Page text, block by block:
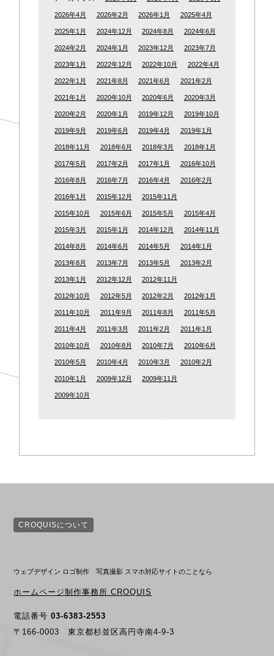
2026年4月 2026年2月 2026年1月 2025年4月
2025年1月 2024年12月 2024年8月 2024年6月
2024年2月 2024年1月 2023年12月 2023年7月
2023年1月 2022年12月 2022年10月 2022年4月
2022年1月 2021年8月 2021年6月 2021年2月
2021年1月 2020年10月 2020年6月 2020年3月
2020年2月 2020年1月 2019年12月 2019年10月
2019年9月 2019年6月 2019年4月 2019年1月
2018年11月 2018年6月 2018年3月 2018年1月
2017年5月 2017年2月 2017年1月 2016年10月
2016年8月 2016年7月 2016年4月 2016年2月
2016年1月 2015年12月 2015年11月
2015年10月 2015年6月 2015年5月 2015年4月
2015年3月 2015年1月 2014年12月 2014年11月
2014年8月 2014年6月 2014年5月 2014年1月
2013年8月 2013年7月 2013年5月 2013年2月
2013年1月 2012年12月 2012年11月
2012年10月 2012年5月 2012年2月 2012年1月
2011年10月 2011年9月 2011年8月 2011年5月
2011年4月 2011年3月 2011年2月 2011年1月
2010年10月 2010年8月 2010年7月 2010年6月
2010年5月 2010年4月 2010年3月 2010年2月
2010年1月 2009年12月 2009年11月
2009年10月
CROQUISについて
ウェブデザイン ロゴ制作 写真撮影 スマホ対応サイトのことなら
ホームページ制作事務所 CROQUIS
電話番号03-6383-2553
〒166-0003 東京都杉並区高円寺南4-9-3